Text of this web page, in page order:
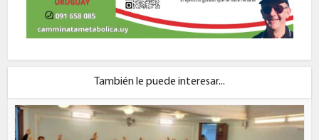
También le puede interesar...